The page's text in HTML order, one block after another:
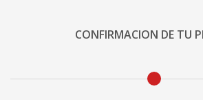
CONFIRMACION DE TU